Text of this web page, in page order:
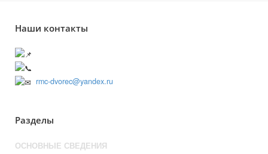
Наши контакты
rmc-dvorec@yandex.ru
Разделы
ОСНОВНЫЕ СВЕДЕНИЯ